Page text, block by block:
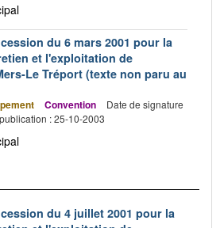
du 6 mars 2001 pour la
et l'exploitation de
Le Tréport (texte non paru au
Convention
Date de signature
: 25-10-2003
du 4 juillet 2001 pour la